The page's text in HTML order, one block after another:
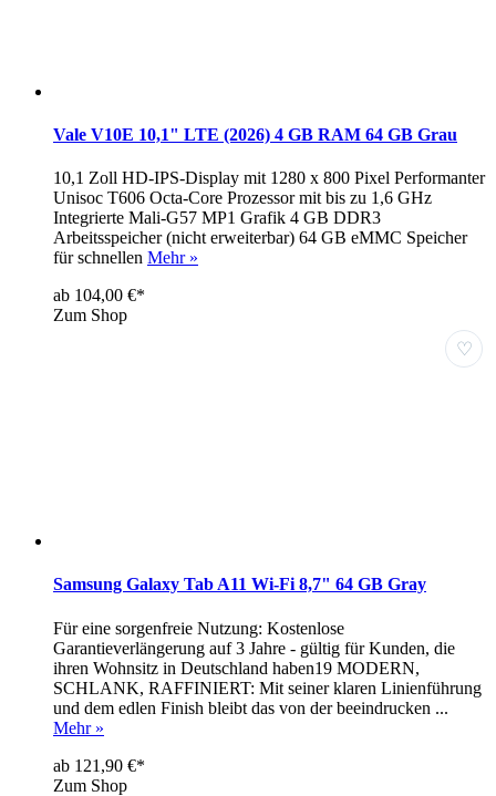
Vale V10E 10,1" LTE (2026) 4 GB RAM 64 GB Grau
10,1 Zoll HD-IPS-Display mit 1280 x 800 Pixel Performanter
Unisoc T606 Octa-Core Prozessor mit bis zu 1,6 GHz
Integrierte Mali-G57 MP1 Grafik 4 GB DDR3
Arbeitsspeicher (nicht erweiterbar) 64 GB eMMC Speicher
für schnellen Mehr »
ab 104,00 €*
Zum Shop
♡
Samsung Galaxy Tab A11 Wi-Fi 8,7" 64 GB Gray
Für eine sorgenfreie Nutzung: Kostenlose
Garantieverlängerung auf 3 Jahre - gültig für Kunden, die
ihren Wohnsitz in Deutschland haben19 MODERN,
SCHLANK, RAFFINIERT: Mit seiner klaren Linienführung
und dem edlen Finish bleibt das von der beeindrucken ...
Mehr »
ab 121,90 €*
Zum Shop